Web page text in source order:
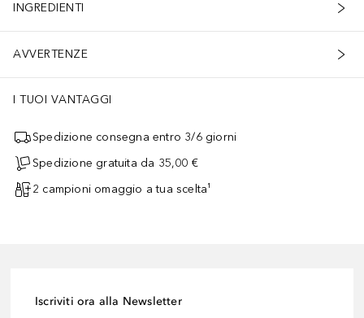
INGREDIENTI
AVVERTENZE
I TUOI VANTAGGI
Spedizione consegna entro 3/6 giorni
Spedizione gratuita da 35,00 €
2 campioni omaggio a tua scelta¹
Iscriviti ora alla Newsletter